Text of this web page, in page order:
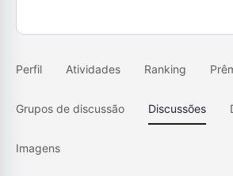
Perfil Atividades Ranking
Grupos de discussão Discussões
Imagens